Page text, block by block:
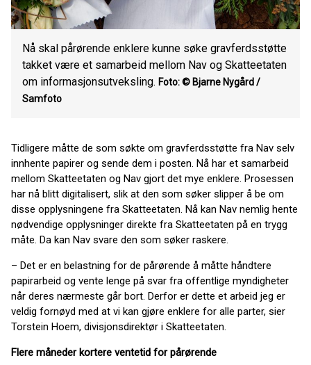
Nå skal pårørende enklere kunne søke gravferdsstøtte
takket være et samarbeid mellom Nav og Skatteetaten
om informasjonsutveksling. Foto: © Bjarne Nygård /
Samfoto
Tidligere måtte de som søkte om gravferdsstøtte fra Nav selv
innhente papirer og sende dem i posten. Nå har et samarbeid
mellom Skatteetaten og Nav gjort det mye enklere. Prosessen
har nå blitt digitalisert, slik at den som søker slipper å be om
disse opplysningene fra Skatteetaten. Nå kan Nav nemlig hente
nødvendige opplysninger direkte fra Skatteetaten på en trygg
måte. Da kan Nav svare den som søker raskere.
– Det er en belastning for de pårørende å måtte håndtere
papirarbeid og vente lenge på svar fra offentlige myndigheter
når deres nærmeste går bort. Derfor er dette et arbeid jeg er
veldig fornøyd med at vi kan gjøre enklere for alle parter, sier
Torstein Hoem, divisjonsdirektør i Skatteetaten.
Flere måneder kortere ventetid for pårørende